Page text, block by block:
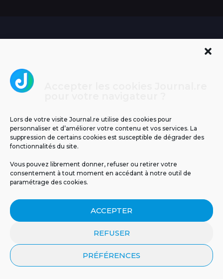
Lors de votre visite Journal.re utilise des cookies pour
personnaliser et d’améliorer votre contenu et vos services. La
suppression de certains cookies est susceptible de dégrader des
fonctionnalités du site.
Vous pouvez librement donner, refuser ou retirer votre
consentement à tout moment en accédant à notre outil de
paramétrage des cookies.
ACCEPTER
REFUSER
PRÉFÉRENCES
Un espoir inattendu venu
de la nature :...
Un cas d’infection invasive
à méningocoque chez un...
Journal.re